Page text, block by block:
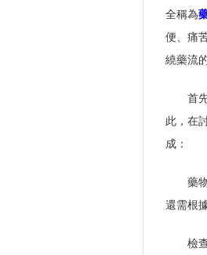
全稱為
便、痛
繞藥流
首
此，在
成：
藥
還需根
檢